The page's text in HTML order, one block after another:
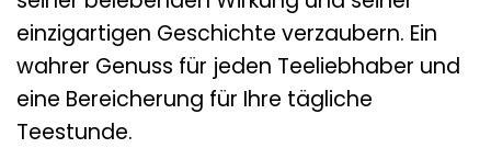
einzigartigen Geschichte verzaubern. Ein
wahrer Genuss für jeden Teeliebhaber und
eine Bereicherung für Ihre tägliche
Teestunde.